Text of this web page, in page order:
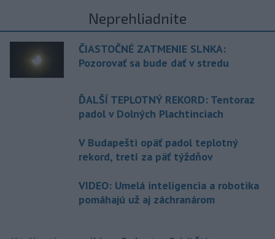
Neprehliadnite
ČIASTOČNÉ ZATMENIE SLNKA:
Pozorovať sa bude dať v stredu
ĎALŠÍ TEPLOTNÝ REKORD: Tentoraz
padol v Dolných Plachtinciach
V Budapešti opäť padol teplotný
rekord, tretí za päť týždňov
VIDEO: Umelá inteligencia a robotika
pomáhajú už aj záchranárom